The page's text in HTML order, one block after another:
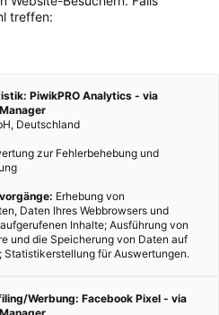
BEITRÄGE
treffen:
PiwikPRO Analytics - via
Deutschland
zur Fehlerbehebung und
Erhebung von
Daten Ihres Webbrowsers und
Inhalte; Ausführung von
und die Speicherung von Daten auf
Statistikerstellung für Auswertungen.
Werbung: Facebook Pixel - via